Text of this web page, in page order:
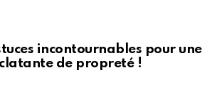
incontournables pour une
de propreté !